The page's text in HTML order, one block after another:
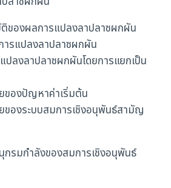
ของผลการแปลงลาปลาซผกผัน
รแปลงลาปลาซผกผัน
ปลงลาปลาซผกผันโดยการแยกเป็น
ของปัญหาค่าเริ่มต้น
ของระบบสมการเชิงอนุพันธ์สามัญ
กรมกำลังของสมการเชิงอนุพันธ์